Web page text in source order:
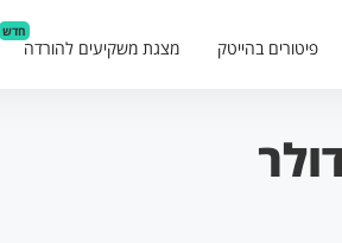
פיטורים בהייטק מצגת משקיעים להורדה
חדש